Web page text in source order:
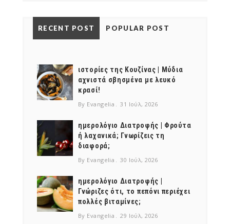
RECENT POST POPULAR POST
ιστορίες της Κουζίνας | Μύδια
αχνιστά σβησμένα με λευκό
κρασί!
By Evangelia 31 Ιούλ, 2026
ημερολόγιο Διατροφής | Φρούτα
ή λαχανικά; Γνωρίζεις τη
διαφορά;
By Evangelia 30 Ιούλ, 2026
ημερολόγιο Διατροφής |
Γνώριζες ότι, το πεπόνι περιέχει
πολλές βιταμίνες;
By Evangelia 29 Ιούλ, 2026